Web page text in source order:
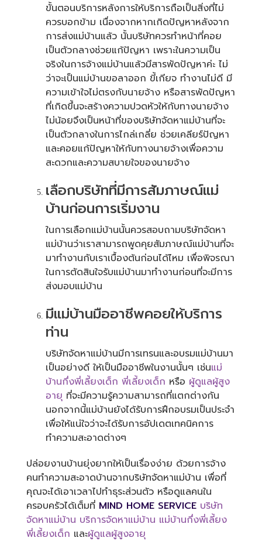
ขั้นตอนบริการหลังการให้บริการถือเป็นสิ่งที่ไม่
ควรบอกข้าม เนื่องจากหากเกิดปัญหาหลังจาก
การส่งแม่บ้านแล้ว นั้นบริษัทควรทำหน้าที่คอย
เป็นตัวกลางช่วยแก้ปัญหา เพราะในความเป็น
จริงในการจ้างแม่บ้านแล้วมีสารพัดปัญหาค่ะ ไม่
ว่าจะเป็นแม่บ้านขอลาออก ขี้เกียจ ทำงานไม่ดี มี
ความเข้าใจไม่ตรงกับนายจ้าง หรือสารพัดปัญหา
ที่เกิดขึ้นจะสร้างความปวดหัวให้กับทางนายจ้าง
ไม่น้อยจึงเป็นหน้าที่ของบริษัทจัดหาแม่บ้านที่จะ
เป็นตัวกลางในการไกล่เกลี่ย ช่วยเคลียร์ปัญหา
และคอยแก้ปัญหาให้กับทางนายจ้างเพื่อความ
สะดวกและความสบายใจของนายจ้าง
เลือกบริษัทที่มีการสัมภาษณ์แม่
บ้านก่อนการเริ่มงาน
ในการเลือกแม่บ้านนั้นควรสอบถามบริษัทจัดหา
แม่บ้านว่าเราสามารถพูดคุยสัมภาษณ์แม่บ้านที่จะ
มาทำงานกับเราเบื้องต้นก่อนได้ไหม เพื่อพิจรณา
ในการตัดสินใจรับแม่บ้านมาทำงานก่อนที่จะมีการ
ส่งมอบแม่บ้าน
มีแม่บ้านมืออาชีพคอยให้บริการ
ท่าน
บริษัทจัดหาแม่บ้านมีการเทรนและอบรมแม่บ้านมา
เป็นอย่างดี ให้เป็นมืออาชีพในงานนั้นๆ เช่นแม่
บ้านกึ่งพี่เลี้ยงเด็ก พี่เลี้ยงเด็ก หรือ ผู้ดูแลผู้สูง
อายุที่จะมีความรู้ความสามารถที่แตกต่างกัน
นอกจากนี้แม่บ้านยังได้รับการฝึกอบรมเป็นประจำ
เพื่อให้แน่ใจว่าจะได้รับการอัปเดตเทคนิคการ
ทำความสะอาดต่างๆ
ปล่อยงานบ้านยุ่งยากให้เป็นเรื่องง่าย ด้วยการจ้าง
คนทำความสะอาดบ้านจากบริษัทจัดหาแม่บ้าน เพื่อที่
คุณจะได้เอาเวลาไปทำธุระส่วนตัว หรือดูแลคนใน
ครอบครัวได้เต็มที่ MIND HOME SERVICE บริษัท
จัดหาแม่บ้าน บริการจัดหาแม่บ้าน แม่บ้านกึ่งพี่เลี้ยง
พี่เลี้ยงเด็ก และผู้ดูแลผู้สูงอายุ